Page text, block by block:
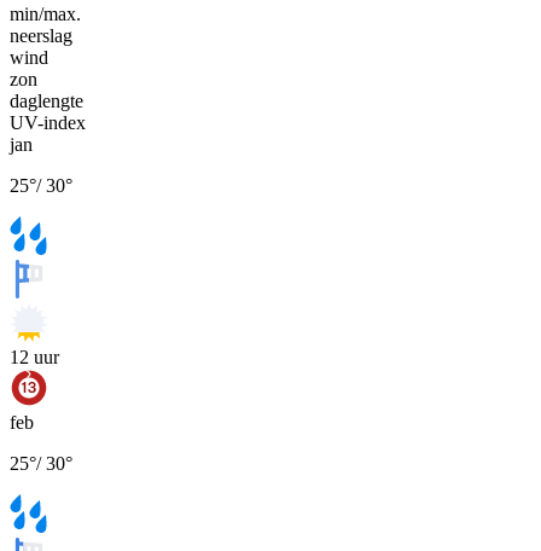
min/max.
neerslag
wind
zon
daglengte
UV-index
jan
25°/30°
12 uur
feb
25°/30°